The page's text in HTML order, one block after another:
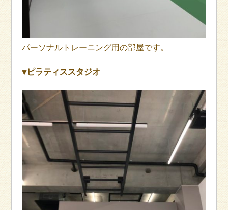
パーソナルトレーニング用の部屋です。
▼ピラティススタジオ